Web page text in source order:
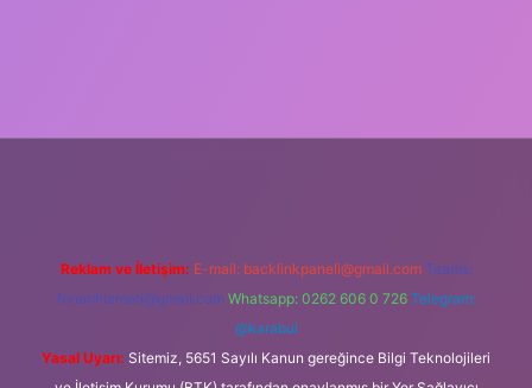
Reklam ve İletişim: E-mail: backlinkpaneli@gmail.com Teams:
forumhizmeti@gmail.com Whatsapp: 0262 606 0 726 Telegram:
@karabul
Yasal Uyarı: Sitemiz, 5651 Sayılı Kanun gereğince Bilgi Teknolojileri